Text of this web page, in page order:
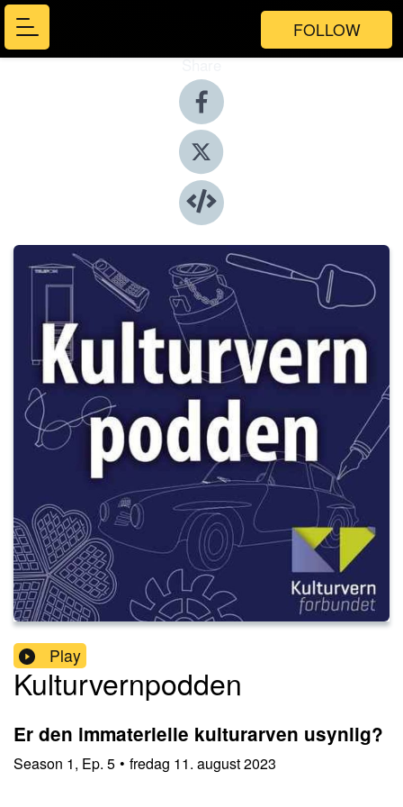
FOLLOW
Share
Play
Kulturvernpodden
Er den immaterielle kulturarven usynlig?
Season 1, Ep. 5 • fredag 11. august 2023